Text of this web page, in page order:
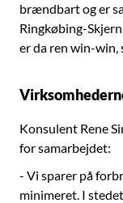
brændbart og er
Ringkøbing-
er da ren win-win,
Konsulent Rene
for samarbejdet:
- Vi sparer på
minimeret. I